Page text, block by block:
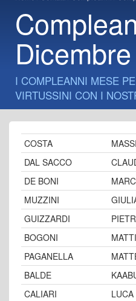
Dicembre
I COMPLEANNI MESE
VIRTUSSINI CON I
COSTA
DAL SACCO
DE BONI
MUZZINI
GUIZZARDI
BOGONI
PAGANELLA
BALDE
CALIARI
LUCA